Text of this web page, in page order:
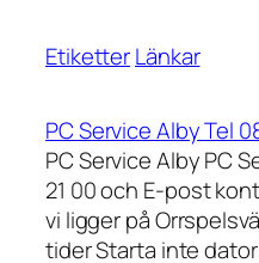
EtiketterLänkar
PC Service Alby Tel
PC Service Alby PC
21 00 och E-post
vi ligger på
tider Starta inte